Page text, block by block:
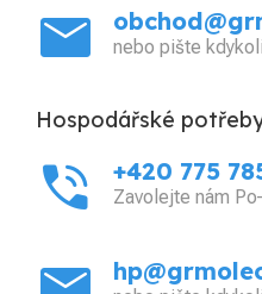
mail nebo pište
Hospodářské
phone_in_talk +420 775
Zavolejte nám